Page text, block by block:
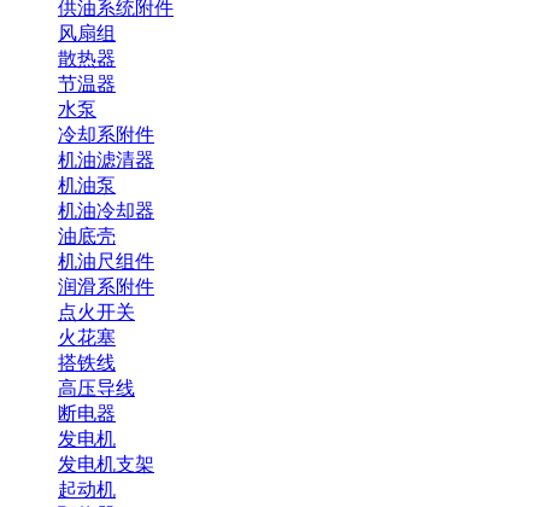
供油系统附件
风扇组
散热器
节温器
水泵
冷却系附件
机油滤清器
机油泵
机油冷却器
油底壳
机油尺组件
润滑系附件
点火开关
火花塞
搭铁线
高压导线
断电器
发电机
发电机支架
起动机